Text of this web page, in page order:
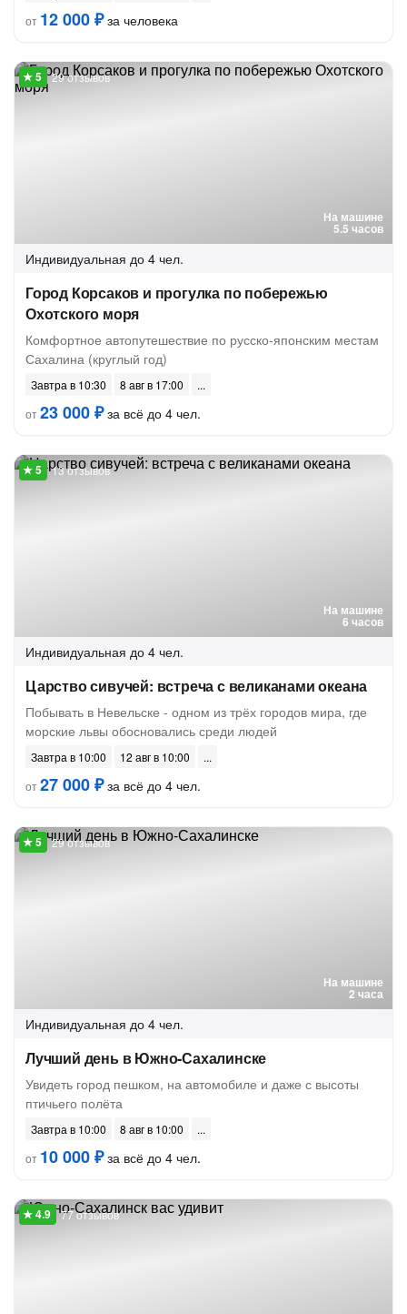
от 12 000 ₽за человека
На машине
5.5 часов
29 отзывов
Индивидуальная до 4 чел.
Город Корсаков и прогулка по побережью
Охотского моря
Комфортное автопутешествие по русско-японским местам
Сахалина (круглый год)
Завтра в 10:30
8 авг в 17:00
от23 000 ₽за всё до 4 чел.
На машине
6 часов
13 отзывов
Индивидуальная до 4 чел.
Царство сивучей: встреча с великанами океана
Побывать в Невельске - одном из трёх городов мира, где
морские львы обосновались среди людей
Завтра в 10:00
12 авг в 10:00
от27 000 ₽за всё до 4 чел.
На машине
2 часа
29 отзывов
Индивидуальная до 4 чел.
Лучший день в Южно-Сахалинске
Увидеть город пешком, на автомобиле и даже с высоты
птичьего полёта
Завтра в 10:00
8 авг в 10:00
от 10 000 ₽за всё до 4 чел.
77 отзывов